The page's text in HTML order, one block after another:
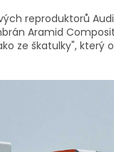
reproduktorů
Aramid
ze škatulky", který